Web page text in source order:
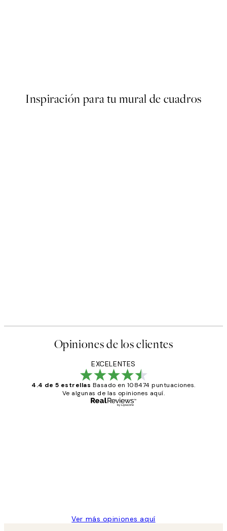
Inspiración para tu mural de cuadros
Opiniones de los clientes
EXCELENTES
4.4 de 5 estrellas Basado en 108474 puntuaciones.
Ve algunas de las opiniones aquí.
Ver más opiniones aquí